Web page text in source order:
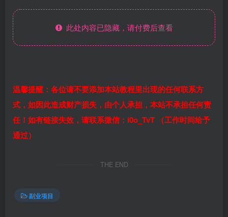
此处内容已隐藏，请付费后查看
温馨提醒：各位请不要添加本站教程里出现的任何联系方
式，如因此造成财产损失，由个人承担，本站不承担任何责
任！如有链接失效，请联系微信：i0o_TvT （工作时间给予
通过）
THE END
副业项目